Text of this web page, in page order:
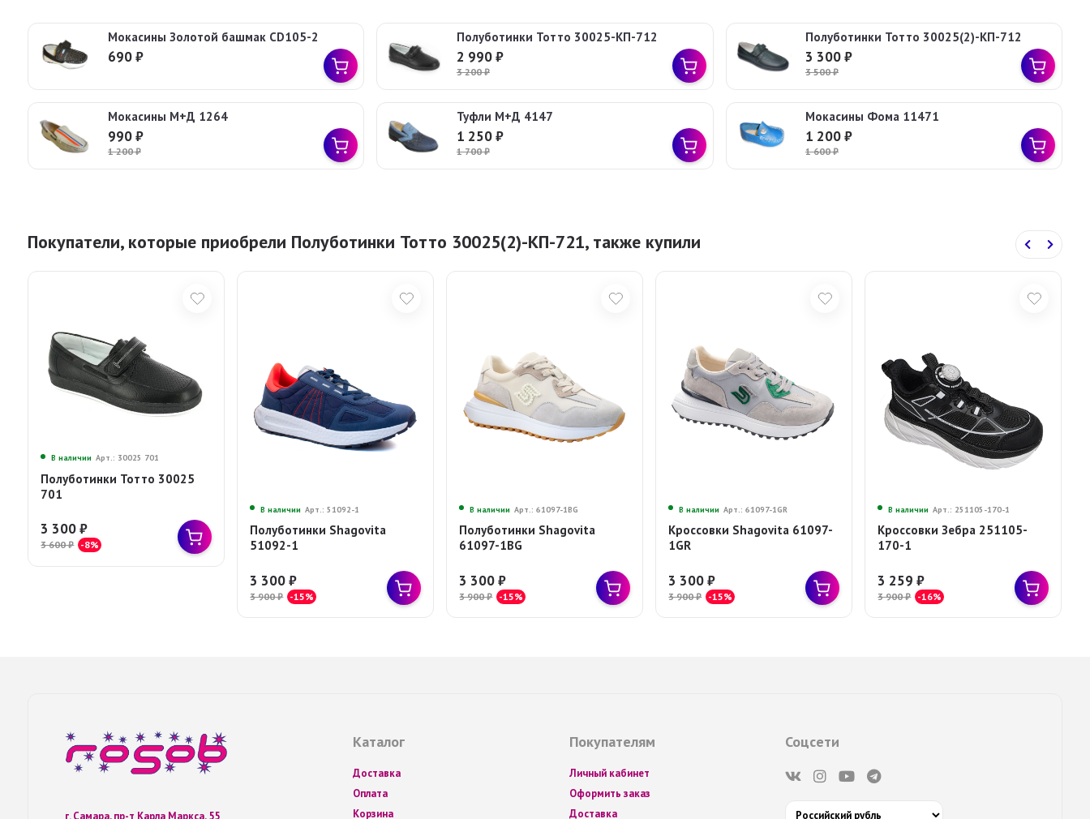
Мокасины Золотой башмак CD105-2
690₽
Полуботинки Тотто 30025-КП-712
2 990₽
3 200₽
Полуботинки Тотто 30025(2)-КП-712
3 300₽
3 500₽
Мокасины М+Д 1264
990₽
1 200₽
Туфли М+Д 4147
1 250₽
1 700₽
Мокасины Фома 11471
1 200₽
1 600₽
Покупатели, которые приобрели Полуботинки Тотто 30025(2)-КП-721, также купили
В наличии Арт.: 30025 701
Полуботинки Тотто 30025
701
3 300₽
3 600₽ -8%
В наличии Арт.: 51092-1
Полуботинки Shagovita
51092-1
3 300₽
3 900₽ -15%
В наличии Арт.: 61097-1BG
Полуботинки Shagovita
61097-1BG
3 300₽
3 900₽ -15%
В наличии Арт.: 61097-1GR
Кроссовки Shagovita 61097-
1GR
3 300₽
3 900₽ -15%
В наличии Арт.: 251105-170-1
Кроссовки Зебра 251105-
170-1
3 259₽
3 900₽ -16%
г. Самара, пр-т Карла Маркса, 55
Каталог
Доставка
Оплата
Корзина
Покупателям
Личный кабинет
Оформить заказ
Доставка
Соцсети